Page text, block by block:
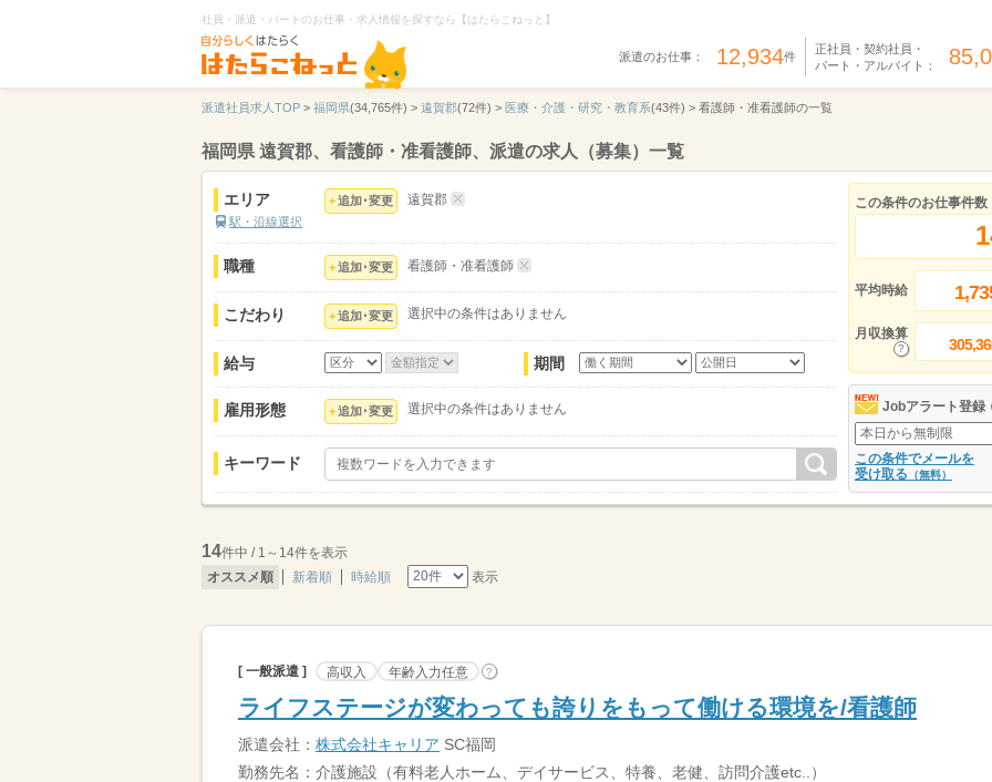
社員・派遣・パートのお仕事・求人情報を探すなら【はたらこねっと】
派遣のお仕事： 12,934件
正社員・契約社員・
パート・アルバイト：
派遣社員求人TOP > 福岡県(34,765件) > 遠賀郡(72件) > 医療・介護・研究・教育系(43件) > 看護師・准看護師の一覧
福岡県 遠賀郡、看護師・准看護師、派遣の求人（募集）一覧
エリア
駅・沿線選択
追加･変更 遠賀郡
職種 追加･変更 看護師・准看護師
こだわり 追加･変更 選択中の条件はありません
給与 期間
雇用形態 追加･変更 選択中の条件はありません
キーワード
この条件のお仕事件数
平均時給
月収換算
Jobアラート登録
この条件でメールを
受け取る （無料）
14件中 / 1～14件を表示
オススメ順
新着順 時給順 表示
[ 一般派遣 ] 高収入 年齢入力任意 ?
ライフステージが変わっても誇りをもって働ける環境を/看護師
派遣会社： 株式会社キャリア SC福岡
勤務先名：介護施設（有料老人ホーム、デイサービス、特養、老健、訪問介護etc..）